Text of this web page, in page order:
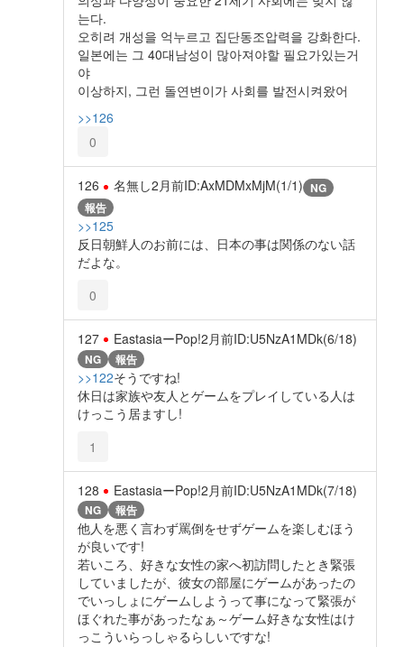
는다.
오히려 개성을 억누르고 집단동조압력을 강화한다.
일본에는 그 40대남성이 많아져야할 필요가있는거
야
이상하지, 그런 돌연변이가 사회를 발전시켜왔어
>>126
0
126 名無し2月前ID:AxMDMxMjM(1/1) NG
報告
>>125
反日朝鮮人のお前には、日本の事は関係のない話
だよな。
0
127 EastasiaーPop!2月前ID:U5NzA1MDk(6/18)
NG 報告
>>122そうですね!
休日は家族や友人とゲームをプレイしている人は
けっこう居ますし!
1
128 EastasiaーPop!2月前ID:U5NzA1MDk(7/18)
NG 報告
他人を悪く言わず罵倒をせずゲームを楽しむほう
が良いです!
若いころ、好きな女性の家へ初訪問したとき緊張
していましたが、彼女の部屋にゲームがあったの
でいっしょにゲームしようって事になって緊張が
ほぐれた事があったなぁ～ゲーム好きな女性はけ
っこういらっしゃるらしいですな!